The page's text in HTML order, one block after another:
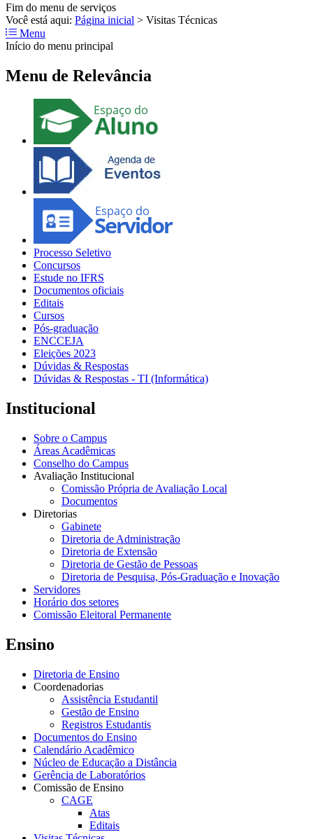
Fim do menu de serviços
Você está aqui: Página inicial > Visitas Técnicas
Menu
Início do menu principal
Menu de Relevância
Processo Seletivo
Concursos
Estude no IFRS
Documentos oficiais
Editais
Cursos
Pós-graduação
ENCCEJA
Eleições 2023
Dúvidas & Respostas
Dúvidas & Respostas - TI (Informática)
Institucional
Sobre o Campus
Áreas Acadêmicas
Conselho do Campus
Avaliação Institucional
Comissão Própria de Avaliação Local
Documentos
Diretorias
Gabinete
Diretoria de Administração
Diretoria de Extensão
Diretoria de Gestão de Pessoas
Diretoria de Pesquisa, Pós-Graduação e Inovação
Servidores
Horário dos setores
Comissão Eleitoral Permanente
Ensino
Diretoria de Ensino
Coordenadorias
Assistência Estudantil
Gestão de Ensino
Registros Estudantis
Documentos do Ensino
Calendário Acadêmico
Núcleo de Educação a Distância
Gerência de Laboratórios
Comissão de Ensino
CAGE
Atas
Editais